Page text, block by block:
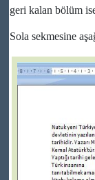
geri kalan bölüm
Sola sekmesine